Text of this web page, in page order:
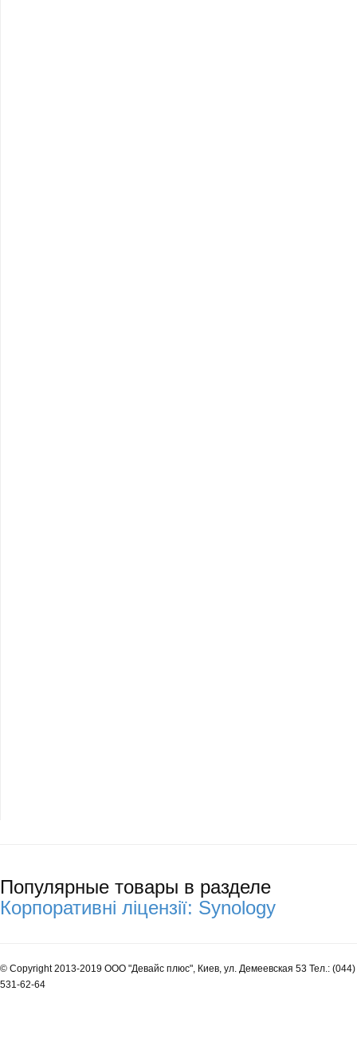
Популярные товары в разделе
Корпоративні ліцензії: Synology
© Copyright 2013-2019 ООО "Девайс плюс", Киев, ул. Демеевская 53 Тел.: (044)
531-62-64